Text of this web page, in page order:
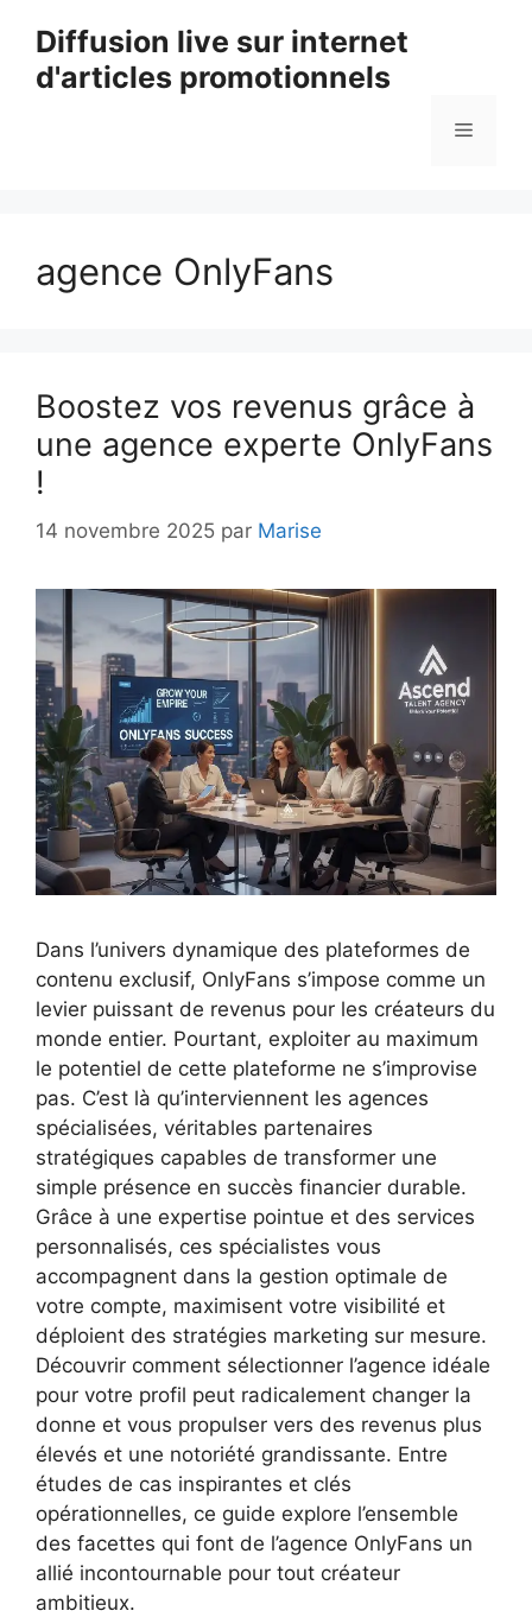
contenu
Diffusion live sur internet
d'articles promotionnels
Menu
agence OnlyFans
Boostez vos revenus grâce à
une agence experte OnlyFans
!
14 novembre 2025 par Marise
Dans l’univers dynamique des plateformes de
contenu exclusif, OnlyFans s’impose comme un
levier puissant de revenus pour les créateurs du
monde entier. Pourtant, exploiter au maximum
le potentiel de cette plateforme ne s’improvise
pas. C’est là qu’interviennent les agences
spécialisées, véritables partenaires
stratégiques capables de transformer une
simple présence en succès financier durable.
Grâce à une expertise pointue et des services
personnalisés, ces spécialistes vous
accompagnent dans la gestion optimale de
votre compte, maximisent votre visibilité et
déploient des stratégies marketing sur mesure.
Découvrir comment sélectionner l’agence idéale
pour votre profil peut radicalement changer la
donne et vous propulser vers des revenus plus
élevés et une notoriété grandissante. Entre
études de cas inspirantes et clés
opérationnelles, ce guide explore l’ensemble
des facettes qui font de l’agence OnlyFans un
allié incontournable pour tout créateur
ambitieux.